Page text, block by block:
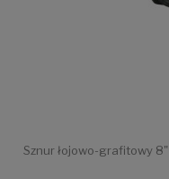
Sznur łojowo-grafitowy 8"